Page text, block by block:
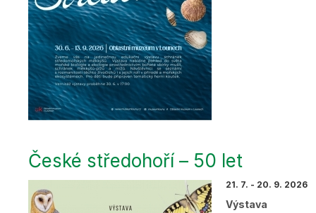
České středohoří – 50 let
21. 7. - 20. 9. 2026
Výstava